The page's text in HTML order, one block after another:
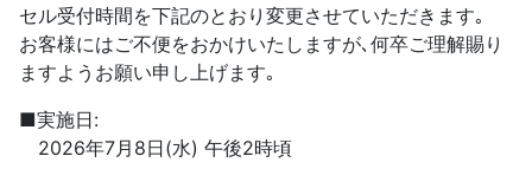
セル受付時間を下記のとおり変更させていただきます｡
お客様にはご不便をおかけいたしますが､何卒ご理解賜り
ますようお願い申し上げます｡
■実施日:
2026年7月8日(水) 午後2時頃